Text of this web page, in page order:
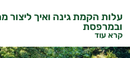
עלות הקמת גינה ואיך ליצור
ובמרפסת
קרא עוד